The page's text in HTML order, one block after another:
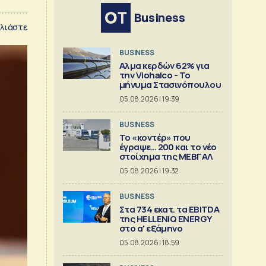
Business
BUSINESS
Αλμα κερδών 62% για
την Viohalco - Το
μήνυμα Στασινόπουλου
05.08.2026 | 19:39
BUSINESS
Το «κοντέρ» που
έγραψε… 200 και το νέο
στοίχημα της ΜΕΒΓΑΛ
05.08.2026 | 19:32
BUSINESS
Στα 734 εκατ. τα EBITDA
της HELLENiQ ENERGY
στο α' εξάμηνο
05.08.2026 | 18:59